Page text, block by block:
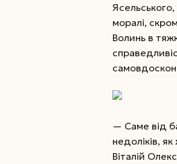
моралі,
Волинь в
— Саме від
недоліків,
Віталій